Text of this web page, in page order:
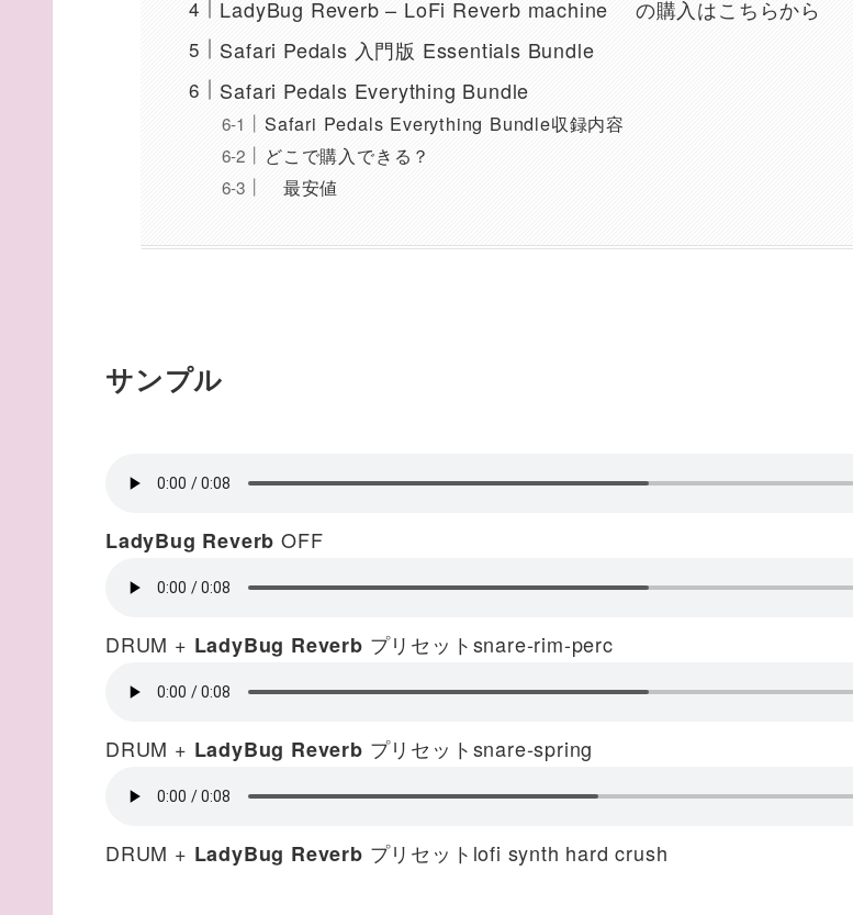
LadyBug Reverb – LoFi Reverb machine の購入はこちらから
Safari Pedals 入門版 Essentials Bundle
Safari Pedals Everything Bundle
Safari Pedals Everything Bundle収録内容
どこで購入できる？
最安値
サンプル
LadyBug Reverb OFF
DRUM + LadyBug Reverb プリセットsnare-rim-perc
DRUM + LadyBug Reverb プリセットsnare-spring
DRUM + LadyBug Reverb プリセットlofi synth hard crush